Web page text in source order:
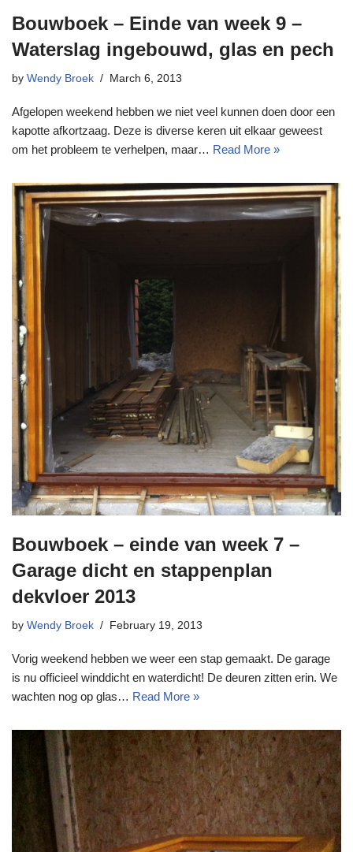
Bouwboek – Einde van week 9 –
Waterslag ingebouwd, glas en pech
by Wendy Broek March 6, 2013
Afgelopen weekend hebben we niet veel kunnen doen door een
kapotte afkortzaag. Deze is diverse keren uit elkaar geweest
om het probleem te verhelpen, maar… Read More »
Bouwboek – einde van week 7 –
Garage dicht en stappenplan
dekvloer 2013
by Wendy Broek February 19, 2013
Vorig weekend hebben we weer een stap gemaakt. De garage
is nu officieel winddicht en waterdicht! De deuren zitten erin. We
wachten nog op glas… Read More »